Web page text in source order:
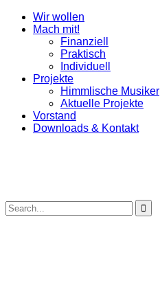
Wir wollen
Mach mit!
Finanziell
Praktisch
Individuell
Projekte
Himmlische Musiker
Aktuelle Projekte
Vorstand
Downloads & Kontakt